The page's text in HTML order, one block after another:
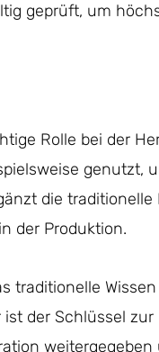
geprüft, um
Rolle bei der
genutzt,
die
der Produktion.
traditionelle
der Schlüssel zur